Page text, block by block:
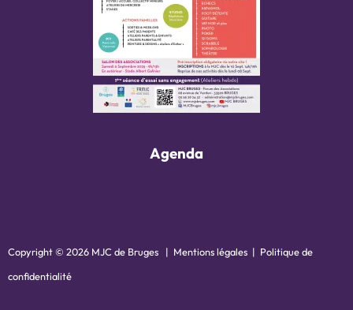
Agenda
Copyright © 2026 MJC de Bruges | Mentions légales | Politique de
confidentialité